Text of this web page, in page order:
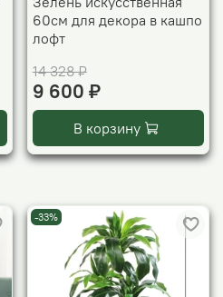
60см для декора в кашпо
лофт
14 328 ₽
9 600 ₽
В корзину
-33%